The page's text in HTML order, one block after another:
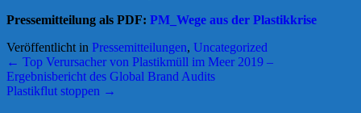
Pressemitteilung als PDF: PM_Wege aus der Plastikkrise
Veröffentlicht in Pressemitteilungen, Uncategorized
Beitrags-
Navigation
← Top Verursacher von Plastikmüll im Meer 2019 –
Ergebnisbericht des Global Brand Audits
Plastikflut stoppen →